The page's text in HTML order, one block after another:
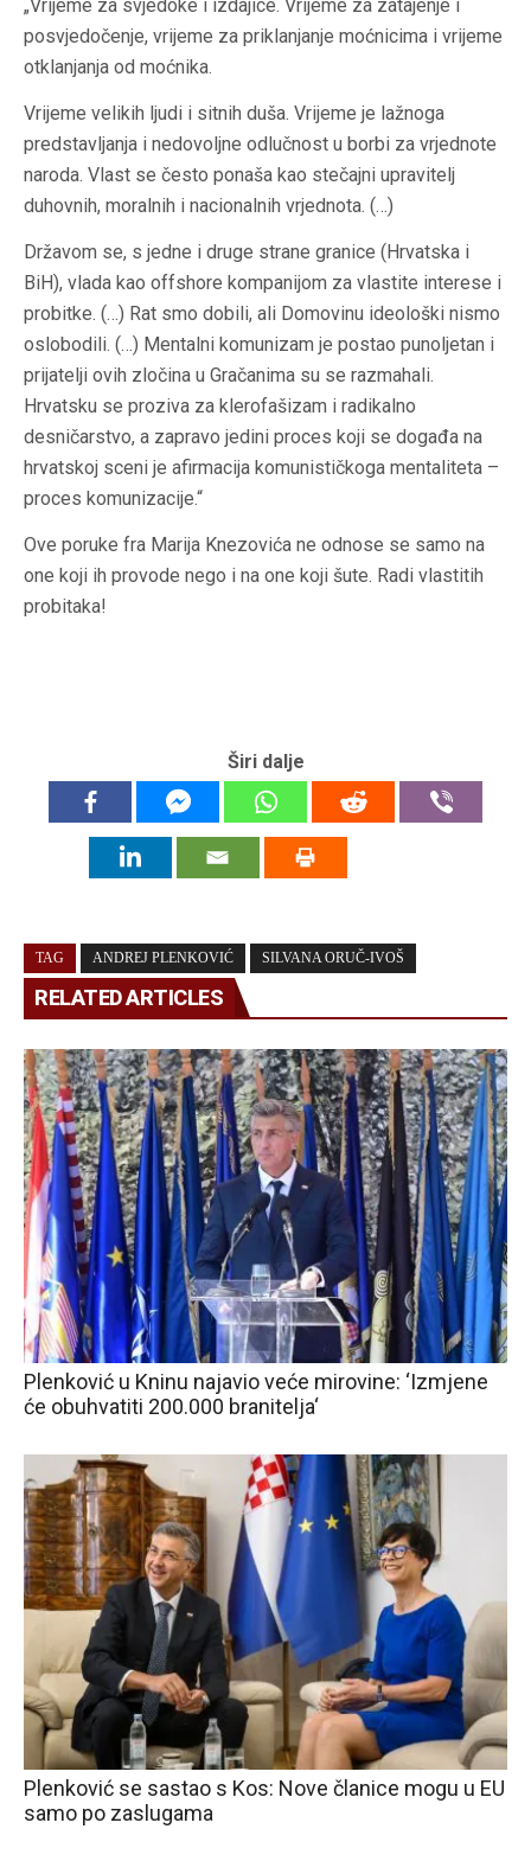
„Vrijeme za svjedoke i izdajice. Vrijeme za zatajenje i
posvjedočenje, vrijeme za priklanjanje moćnicima i vrijeme
otklanjanja od moćnika.
Vrijeme velikih ljudi i sitnih duša. Vrijeme je lažnoga
predstavljanja i nedovoljne odlučnost u borbi za vrjednote
naroda. Vlast se često ponaša kao stečajni upravitelj
duhovnih, moralnih i nacionalnih vrjednota. (…)
Državom se, s jedne i druge strane granice (Hrvatska i
BiH), vlada kao offshore kompanijom za vlastite interese i
probitke. (…) Rat smo dobili, ali Domovinu ideološki nismo
oslobodili. (…) Mentalni komunizam je postao punoljetan i
prijatelji ovih zločina u Gračanima su se razmahali.
Hrvatsku se proziva za klerofašizam i radikalno
desničarstvo, a zapravo jedini proces koji se događa na
hrvatskoj sceni je afirmacija komunističkoga mentaliteta –
proces komunizacije.“
Ove poruke fra Marija Knezovića ne odnose se samo na
one koji ih provode nego i na one koji šute. Radi vlastitih
probitaka!
Širi dalje
TAG ANDREJ PLENKOVIĆ SILVANA ORUČ-IVOŠ
RELATED ARTICLES
Plenković u Kninu najavio veće mirovine: ‘Izmjene
će obuhvatiti 200.000 branitelja‘
Plenković se sastao s Kos: Nove članice mogu u EU
samo po zaslugama